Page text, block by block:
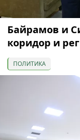
Байрамов и
коридор и
ПОЛИТИКА